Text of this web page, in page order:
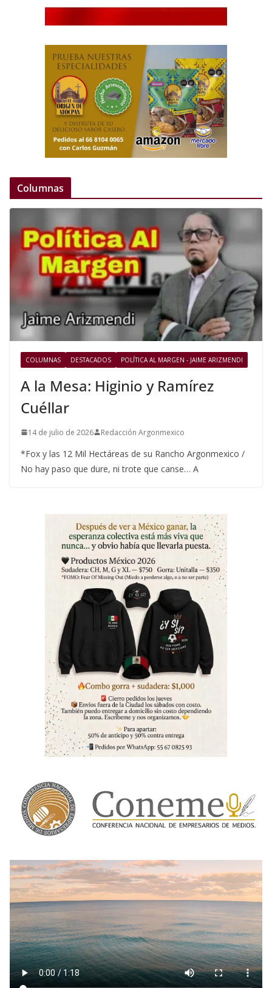
Columnas
COLUMNAS DESTACADOS POLÍTICA AL MARGEN - JAIME ARIZMENDI
A la Mesa: Higinio y Ramírez
Cuéllar
14 de julio de 2026 Redacción Argonmexico
*Fox y las 12 Mil Hectáreas de su Rancho Argonmexico /
No hay paso que dure, ni trote que canse… A